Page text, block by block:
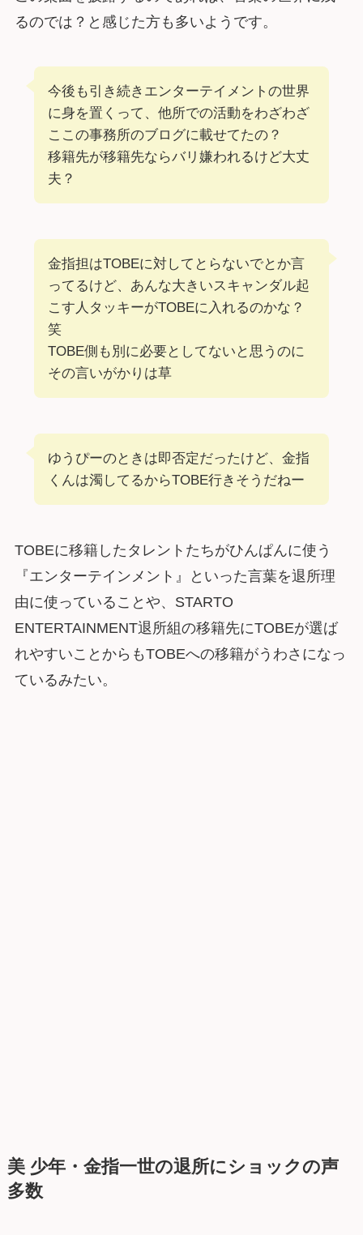
るのでは？と感じた方も多いようです。
今後も引き続きエンターテイメントの世界
に身を置くって、他所での活動をわざわざ
ここの事務所のブログに載せてたの？
移籍先が移籍先ならバリ嫌われるけど大丈
夫？
金指担はTOBEに対してとらないでとか言
ってるけど、あんな大きいスキャンダル起
こす人タッキーがTOBEに入れるのかな？
笑
TOBE側も別に必要としてないと思うのに
その言いがかりは草
ゆうぴーのときは即否定だったけど、金指
くんは濁してるからTOBE行きそうだねー
TOBEに移籍したタレントたちがひんぱんに使う
『エンターテインメント』といった言葉を退所理
由に使っていることや、STARTO
ENTERTAINMENT退所組の移籍先にTOBEが選ば
れやすいことからもTOBEへの移籍がうわさになっ
ているみたい。
美 少年・金指一世の退所にショックの声
多数